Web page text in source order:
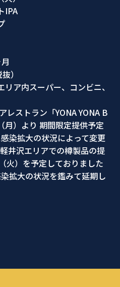
IPA
）
ア内スーパー、コンビニ、
レストラン「YONA YONA B
月）より 期間限定提供予定
染拡大の状況によって変更
井沢エリアでの樽製品の提
火）を予定しておりました
拡大の状況を鑑みて延期し